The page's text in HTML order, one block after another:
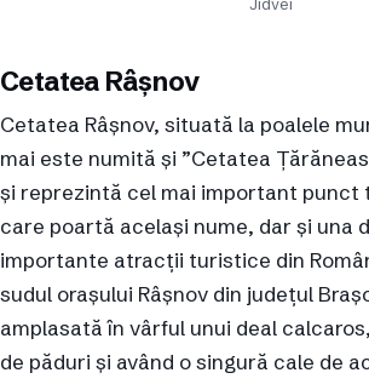
Jidvei
Cetatea Râșnov
Cetatea Râşnov, situată la poalele
mai este numită și ”Cetatea
și reprezintă cel mai important punct
care poartă acelaşi nume, dar și una
importante atracții turistice din
sudul orașului Râșnov din județul
amplasată în vârful unui deal
de păduri și având o singură cale de